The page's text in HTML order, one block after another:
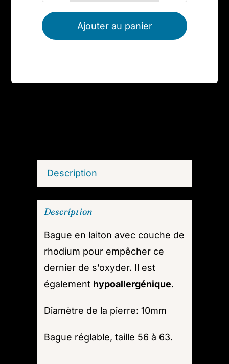
Bague
Ajouter au panier
Description
Description
Bague en laiton avec couche de
rhodium pour empêcher ce
dernier de s’oxyder. Il est
également hypoallergénique.
Diamètre de la pierre: 10mm
Bague réglable, taille 56 à 63.